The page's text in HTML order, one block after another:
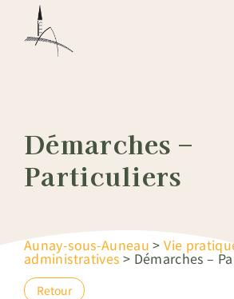
Démarches –
Particuliers
Aunay-sous-Auneau >Vie
administratives > Démarches –
Retour